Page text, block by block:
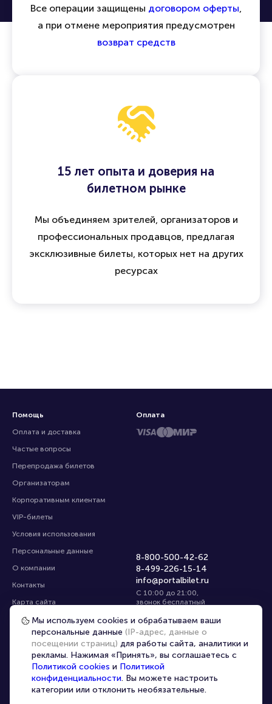
Все операции защищены договором оферты,
а при отмене мероприятия предусмотрен
возврат средств
15 лет опыта и доверия на
билетном рынке
Мы объединяем зрителей, организаторов и
профессиональных продавцов, предлагая
эксклюзивные билеты, которых нет на других
ресурсах
Помощь
Оплата и доставка
Частые вопросы
Перепродажа билетов
Организаторам
Корпоративным клиентам
VIP-билеты
Условия использования
Персональные данные
О компании
Контакты
Карта сайта
Управление cookies
8-800-500-42-62
8-499-226-15-14
info@portalbilet.ru
С 10:00 до 21:00,
звонок бесплатный
Все площадки
Оплата
Главная Королев
Мы используем cookies и обрабатываем ваши
персональные данные (IP-адрес, данные о
посещении страниц) для работы сайта, аналитики и
рекламы. Нажимая «Принять», вы соглашаетесь с
Политикой cookies и Политикой
конфиденциальности. Вы можете настроить
категории или отклонить необязательные.